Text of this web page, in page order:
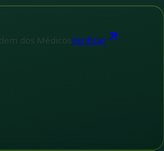
dos MédicosVerificar